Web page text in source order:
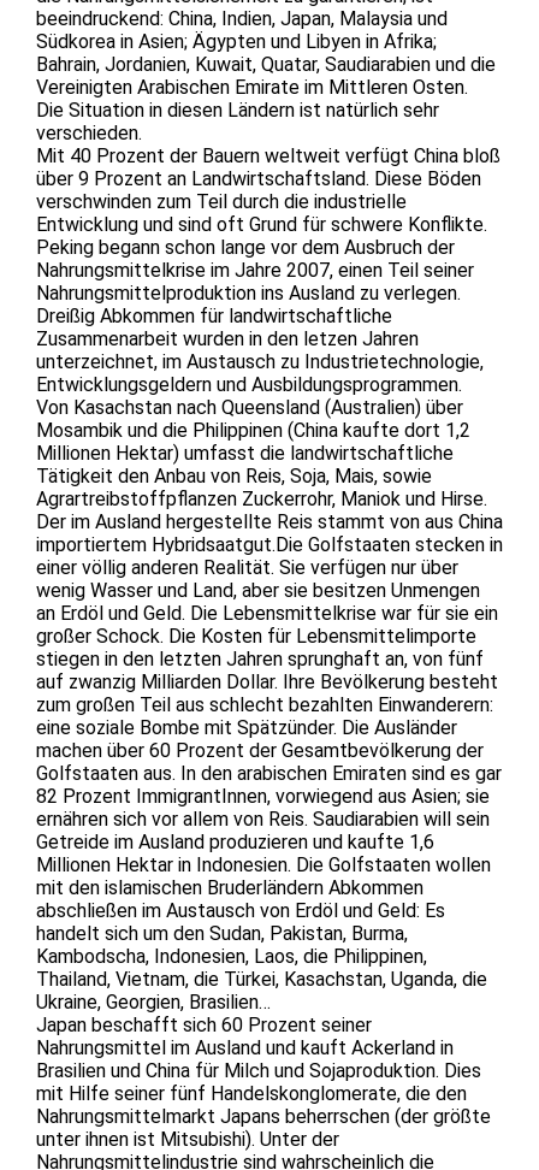
beeindruckend: China, Indien, Japan, Malaysia und
Südkorea in Asien; Ägypten und Libyen in Afrika;
Bahrain, Jordanien, Kuwait, Quatar, Saudiarabien und die
Vereinigten Arabischen Emirate im Mittleren Osten.
Die Situation in diesen Ländern ist natürlich sehr
verschieden.
Mit 40 Prozent der Bauern weltweit verfügt China bloß
über 9 Prozent an Landwirtschaftsland. Diese Böden
verschwinden zum Teil durch die industrielle
Entwicklung und sind oft Grund für schwere Konflikte.
Peking begann schon lange vor dem Ausbruch der
Nahrungsmittelkrise im Jahre 2007, einen Teil seiner
Nahrungsmittelproduktion ins Ausland zu verlegen.
Dreißig Abkommen für landwirtschaftliche
Zusammenarbeit wurden in den letzen Jahren
unterzeichnet, im Austausch zu Industrietechnologie,
Entwicklungsgeldern und Ausbildungsprogrammen.
Von Kasachstan nach Queensland (Australien) über
Mosambik und die Philippinen (China kaufte dort 1,2
Millionen Hektar) umfasst die landwirtschaftliche
Tätigkeit den Anbau von Reis, Soja, Mais, sowie
Agrartreibstoffpflanzen Zuckerrohr, Maniok und Hirse.
Der im Ausland hergestellte Reis stammt von aus China
importiertem Hybridsaatgut.Die Golfstaaten stecken in
einer völlig anderen Realität. Sie verfügen nur über
wenig Wasser und Land, aber sie besitzen Unmengen
an Erdöl und Geld. Die Lebensmittelkrise war für sie ein
großer Schock. Die Kosten für Lebensmittelimporte
stiegen in den letzten Jahren sprunghaft an, von fünf
auf zwanzig Milliarden Dollar. Ihre Bevölkerung besteht
zum großen Teil aus schlecht bezahlten Einwanderern:
eine soziale Bombe mit Spätzünder. Die Ausländer
machen über 60 Prozent der Gesamtbevölkerung der
Golfstaaten aus. In den arabischen Emiraten sind es gar
82 Prozent ImmigrantInnen, vorwiegend aus Asien; sie
ernähren sich vor allem von Reis. Saudiarabien will sein
Getreide im Ausland produzieren und kaufte 1,6
Millionen Hektar in Indonesien. Die Golfstaaten wollen
mit den islamischen Bruderländern Abkommen
abschließen im Austausch von Erdöl und Geld: Es
handelt sich um den Sudan, Pakistan, Burma,
Kambodscha, Indonesien, Laos, die Philippinen,
Thailand, Vietnam, die Türkei, Kasachstan, Uganda, die
Ukraine, Georgien, Brasilien…
Japan beschafft sich 60 Prozent seiner
Nahrungsmittel im Ausland und kauft Ackerland in
Brasilien und China für Milch und Sojaproduktion. Dies
mit Hilfe seiner fünf Handelskonglomerate, die den
Nahrungsmittelmarkt Japans beherrschen (der größte
unter ihnen ist Mitsubishi). Unter der
Nahrungsmittelindustrie sind wahrscheinlich die